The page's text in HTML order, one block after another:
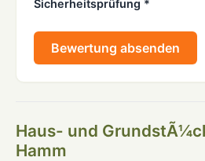
Sicherheitsprüfung *
Bewertung absenden
Haus- und
Hamm